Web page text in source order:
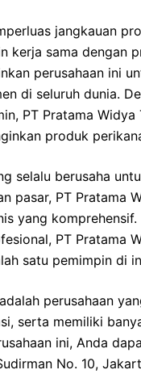
jangkauan
kerja sama dengan
perusahaan ini
di seluruh dunia.
PT Pratama
produk
selalu berusaha
pasar, PT Pratama
yang
PT Pratama
satu pemimpin di
perusahaan
serta memiliki
ini, Anda
No. 10,